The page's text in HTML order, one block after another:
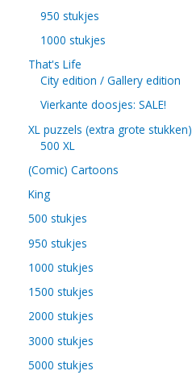
950 stukjes
1000 stukjes
That's Life
City edition / Gallery edition
Vierkante doosjes: SALE!
XL puzzels (extra grote stukken)
500 XL
(Comic) Cartoons
King
500 stukjes
950 stukjes
1000 stukjes
1500 stukjes
2000 stukjes
3000 stukjes
5000 stukjes